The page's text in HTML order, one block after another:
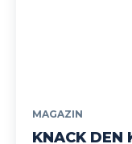
MAGAZIN
KNACK DEN